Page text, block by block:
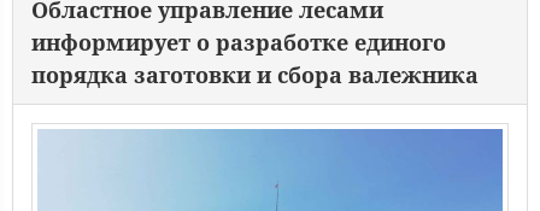
Областное управление лесами
информирует о разработке единого
порядка заготовки и сбора валежника